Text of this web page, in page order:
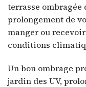
terrasse
prolongement de
manger ou
conditions
Un bon ombrage
jardin des UV,